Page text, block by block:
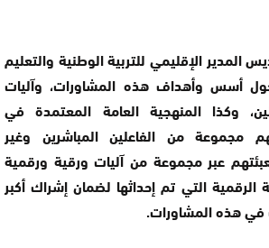
المدير الإقليمي للتربية الوطنية والتعليم
أسس وأهداف هذه المشاورات، وآليات
وكذا المنهجية العامة المعتمدة في
مجموعة من الفاعلين المباشرين وغير
عبر مجموعة من آليات ورقية ورقمية
التي تم إحداثها لضمان إشراك أكبر
في هذه المشاورات.